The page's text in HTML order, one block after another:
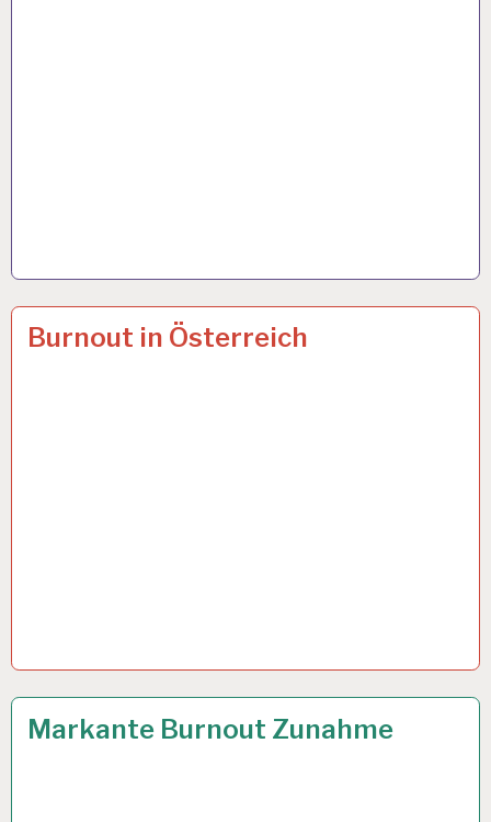
12-
STUNDEN-
Burnout in Österreich
14 APR. 2024
12-
STUNDEN-
Markante Burnout Zunahme
13 MÄRZ 2024